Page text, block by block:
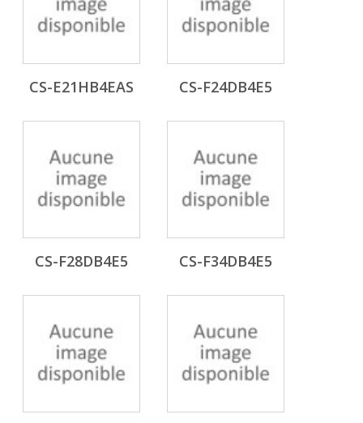
CS-E21HB4EAS CS-F24DB4E5
CS-F28DB4E5 CS-F34DB4E5